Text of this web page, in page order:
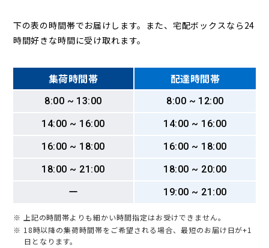
下の表の時間帯でお届けします。また、宅配ボックスなら24
時間好きな時間に受け取れます。
集荷時間帯 配達時間帯
8:00 ~ 13:00
8:00 ~ 12:00
14:00 ~ 16:00
14:00 ~ 16:00
16:00 ~ 18:00
16:00 ~ 18:00
18:00 ~ 21:00
18:00 ~ 20:00
ー
19:00 ~ 21:00
※ 上記の時間帯よりも細かい時間指定はお受けできません。
※ 18時以降の集荷時間帯をご希望される場合、最短のお届け日が+1
日となります。